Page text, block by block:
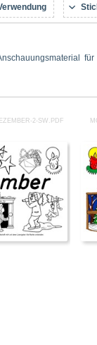
2-SW.PDF